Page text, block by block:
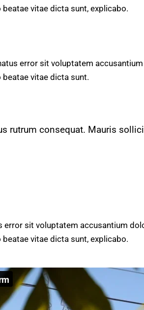
vitae dicta sunt, explicabo.
error sit voluptatem
vitae dicta sunt.
rutrum consequat. Mauris
sit voluptatem accusantium
vitae dicta sunt, explicabo.